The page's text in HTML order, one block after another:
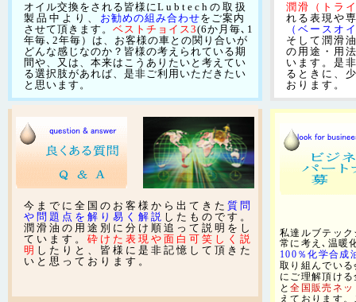
私達ルブテッ
常に考え､温暖
100 ％化学合成
取り組んでい
にご理解頂け
と全国販売ネ
えております
今までに全国のお客様から出てきた 質問
や問題点を解り易く解説 したものです。
潤滑油の用途別に分け順追って説明をし
ています。 砕けた表現や面白可笑しく説
明 したりと、皆様に是非記憶して頂きた
いと思っております。
潤滑（トラ
れる表現や
（ベースオ
そして潤滑
の用途・用
います。是
るときに、
おります。
オイル交換をされる皆様にLubtechの取扱
製品中より、 お勧めの組み合わせをご案内
させて頂きます。 ベストチョイス3(6か月毎､1
年毎､2年毎） は、お客様の車との関り合いが
どんな感じなのか？皆様の考えられている期
間や、又は、本来はこうありたいと考えてい
る選択肢があれば、是非ご利用いただきたい
と思います。